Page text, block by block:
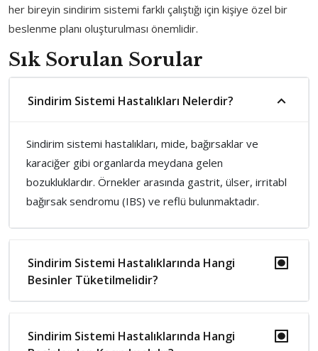
her bireyin sindirim sistemi farklı çalıştığı için kişiye özel bir
beslenme planı oluşturulması önemlidir.
Sık Sorulan Sorular
Sindirim Sistemi Hastalıkları Nelerdir?
Sindirim sistemi hastalıkları, mide, bağırsaklar ve
karaciğer gibi organlarda meydana gelen
bozukluklardır. Örnekler arasında gastrit, ülser, irritabl
bağırsak sendromu (IBS) ve reflü bulunmaktadır.
Sindirim Sistemi Hastalıklarında Hangi
Besinler Tüketilmelidir?
Sindirim Sistemi Hastalıklarında Hangi